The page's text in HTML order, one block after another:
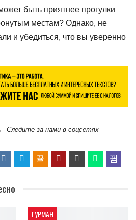
быть приятнее прогулки
местам? Однако, не
и убедиться, что вы уверенно
Следите за нами в соцсетях
ГУРМАН